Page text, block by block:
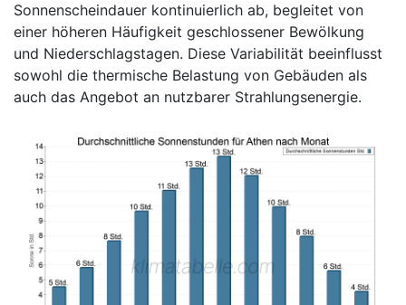
Sonnenscheindauer kontinuierlich ab, begleitet von
einer höheren Häufigkeit geschlossener Bewölkung
und Niederschlagstagen. Diese Variabilität beeinflusst
sowohl die thermische Belastung von Gebäuden als
auch das Angebot an nutzbarer Strahlungsenergie.